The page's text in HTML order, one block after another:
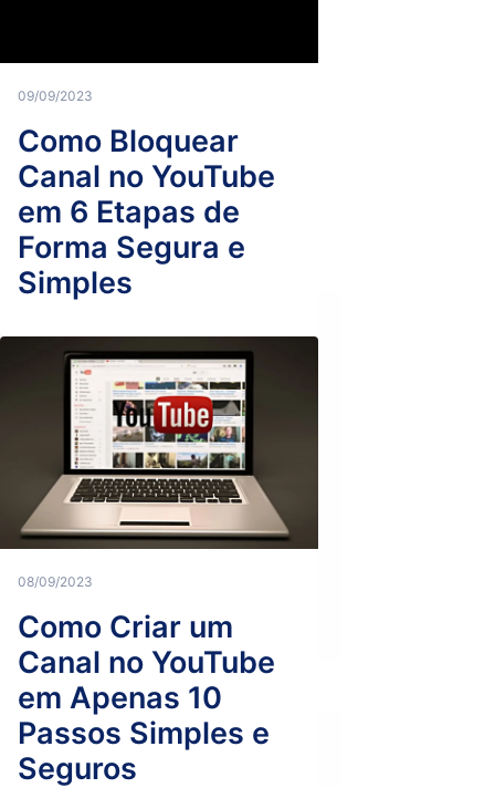
09/09/2023
Como Bloquear
Canal no YouTube
em 6 Etapas de
Forma Segura e
Simples
08/09/2023
Como Criar um
Canal no YouTube
em Apenas 10
Passos Simples e
Seguros